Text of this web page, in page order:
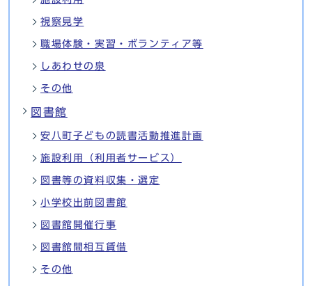
視察見学
職場体験・実習・ボランティア等
しあわせの泉
その他
図書館
安八町子どもの読書活動推進計画
施設利用（利用者サービス）
図書等の資料収集・選定
小学校出前図書館
図書館開催行事
図書館間相互賃借
その他